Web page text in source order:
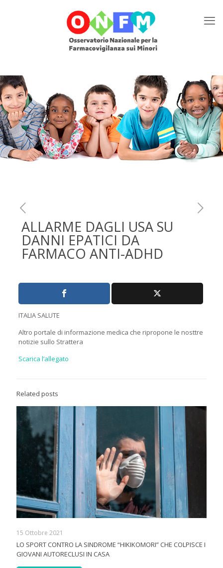
ALLARME DAGLI USA SU
DANNI EPATICI DA
FARMACO ANTI-ADHD
ITALIA SALUTE
Altro portale di informazione medica che ripropone le nosttre
notizie sullo Strattera
Scarica l’allegato
Related posts
15 Ottobre 2021
LO SPORT CONTRO LA SINDROME “HIKIKOMORI” CHE COLPISCE I
GIOVANI AUTORECLUSI IN CASA